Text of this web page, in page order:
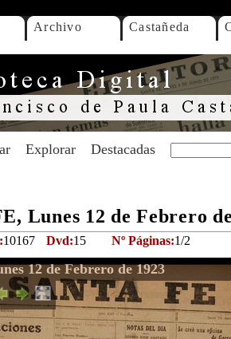
Archivo Castañeda
Explorar Destacadas
Lunes 12 de Febrero
10167 Dvd:15 Nº Páginas:1/2
12 de Febrero de 1923